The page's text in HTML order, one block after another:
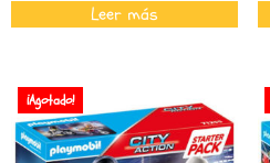
Leer más
¡Agotado!